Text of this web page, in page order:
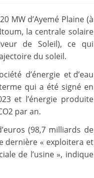
MW d’Ayemé Plaine (à
la centrale solaire
de Soleil), ce qui
du soleil.
d’énergie et d’eau
qui a été signé en
et l’énergie produite
par an.
(98,7 milliards de
dernière « exploitera et
de l’usine », indique